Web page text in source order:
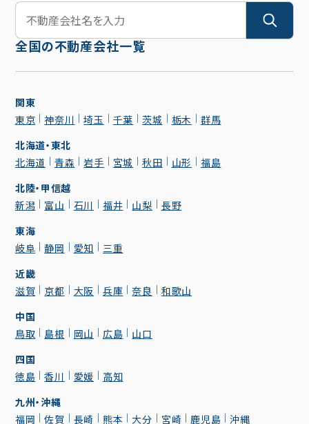
全国の不動産会社一覧
関東
東京
神奈川 埼玉 千葉 茨城 栃木
群馬
北海道・東北
北海道
青森 岩手 宮城 秋田 山形
福島
北陸・甲信越
新潟
富山 石川 福井 山梨
長野
東海
岐阜
静岡 愛知
三重
近畿
滋賀
京都 大阪 兵庫 奈良
和歌山
中国
鳥取
島根 岡山 広島
山口
四国
徳島
香川 愛媛
高知
九州・沖縄
福岡
佐賀 長崎 熊本 大分 宮崎 鹿児島 沖縄